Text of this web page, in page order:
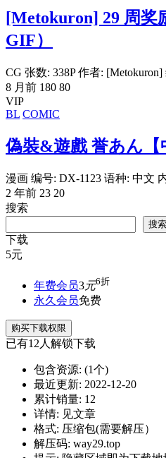
[Metokuron] 29 周奖
GIF）
CG 张数: 338P 作者:
8 月前 180 80
VIP
BL COMIC
偽裝&遊戲 誉あん【
漫画 编号: DX-1123 语种: 中文
2 年前 23 20
搜索
搜索
下载
5元
年费会员3元6折
永久会员免费
购买下载权限
已有12 人解锁下载
包含资源: (1个)
最近更新: 2022-12-20
累计销量: 12
详情: 见文章
格式: 压缩包(需要解压）
解压码: way29.top